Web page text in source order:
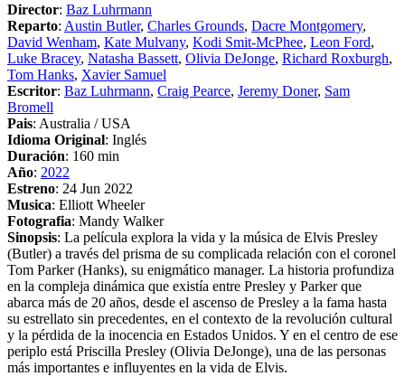
Director: Baz Luhrmann
Reparto: Austin Butler, Charles Grounds, Dacre Montgomery,
David Wenham, Kate Mulvany, Kodi Smit-McPhee, Leon Ford,
Luke Bracey, Natasha Bassett, Olivia DeJonge, Richard Roxburgh,
Tom Hanks, Xavier Samuel
Escritor: Baz Luhrmann, Craig Pearce, Jeremy Doner, Sam
Bromell
Pais: Australia / USA
Idioma Original: Inglés
Duración: 160 min
Año: 2022
Estreno: 24 Jun 2022
Musica: Elliott Wheeler
Fotografia: Mandy Walker
Sinopsis: La película explora la vida y la música de Elvis Presley
(Butler) a través del prisma de su complicada relación con el coronel
Tom Parker (Hanks), su enigmático manager. La historia profundiza
en la compleja dinámica que existía entre Presley y Parker que
abarca más de 20 años, desde el ascenso de Presley a la fama hasta
su estrellato sin precedentes, en el contexto de la revolución cultural
y la pérdida de la inocencia en Estados Unidos. Y en el centro de ese
periplo está Priscilla Presley (Olivia DeJonge), una de las personas
más importantes e influyentes en la vida de Elvis.